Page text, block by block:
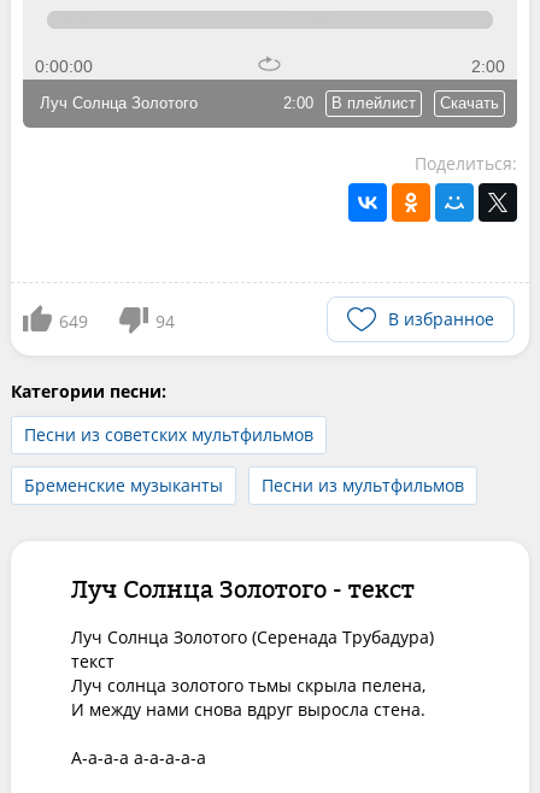
0:00:00 2:00
2:00 В плейлист Скачать
Луч Солнца Золотого
Поделиться:
649 94 В избранное
Категории песни:
Песни из советских мультфильмов
Бременские музыканты Песни из мультфильмов
Луч Солнца Золотого - текст
Луч Солнца Золотого (Серенада Трубадура)
текст
Луч солнца золотого тьмы скрыла пелена,
И между нами снова вдруг выросла стена.
А-а-а-а а-а-а-а-а